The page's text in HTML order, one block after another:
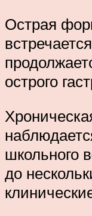
Острая
острого
школьного
до